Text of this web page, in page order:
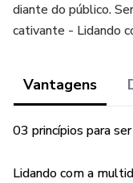
diante do público.
cativante - Lidando
Vantagens
03 princípios para
Lidando com a